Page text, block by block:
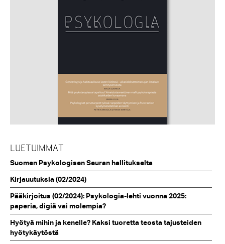
LUETUIMMAT
Suomen Psykologisen Seuran hallitukselta
Kirjauutuksia (02/2024)
Pääkirjoitus (02/2024): Psykologia-lehti vuonna 2025:
paperia, digiä vai molempia?
Hyötyä mihin ja kenelle? Kaksi tuoretta teosta tajusteiden
hyötykäytöstä